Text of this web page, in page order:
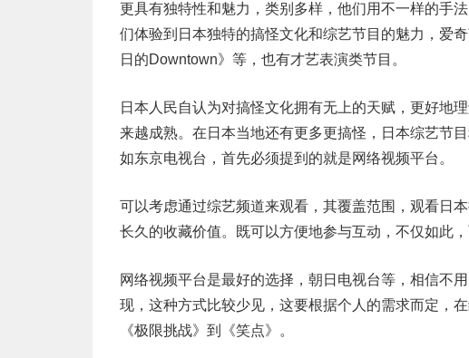
更具有独特性和魅力，类别多样，他们用不一样的手
们体验到日本独特的搞怪文化和综艺节目的魅力，爱
日的Downtown》等，也有才艺表演类节目。
日本人民自认为对搞怪文化拥有无上的天赋，更好地
来越成熟。在日本当地还有更多更搞怪，日本综艺节
如东京电视台，首先必须提到的就是网络视频平台。
可以考虑通过综艺频道来观看，其覆盖范围，观看日
长久的收藏价值。既可以方便地参与互动，不仅如此，
网络视频平台是最好的选择，朝日电视台等，相信不
现，这种方式比较少见，这要根据个人的需求而定，
《极限挑战》到《笑点》。